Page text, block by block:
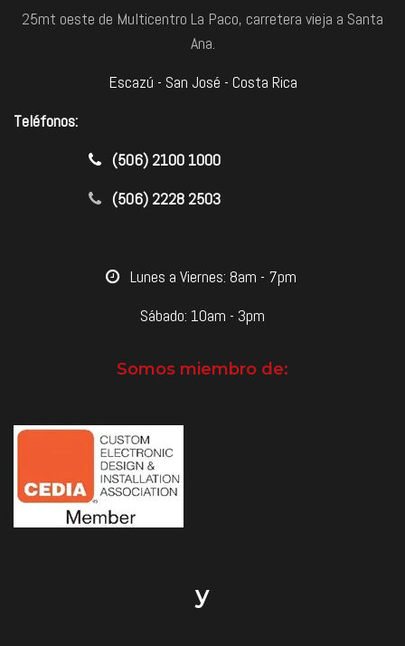
25mt oeste de Multicentro La Paco, carretera vieja a Santa
Ana.
Escazú - San José - Costa Rica
Teléfonos:
​(506) 2100 1000
(506) 2228 2503
​Lunes a Viernes: 8am - 7pm
Sábado: 10am - 3pm
Somos miembro de:
y